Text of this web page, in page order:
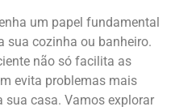
um papel fundamental
sua cozinha ou banheiro.
não só facilita as
evita problemas mais
casa. Vamos explorar